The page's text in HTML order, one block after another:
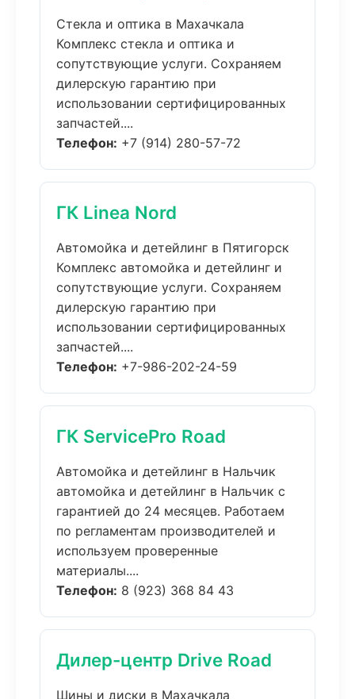
Стекла и оптика в Махачкала
Комплекс стекла и оптика и
сопутствующие услуги. Сохраняем
дилерскую гарантию при
использовании сертифицированных
запчастей....
Телефон: +7 (914) 280-57-72
ГК Linea Nord
Автомойка и детейлинг в Пятигорск
Комплекс автомойка и детейлинг и
сопутствующие услуги. Сохраняем
дилерскую гарантию при
использовании сертифицированных
запчастей....
Телефон: +7-986-202-24-59
ГК ServicePro Road
Автомойка и детейлинг в Нальчик
автомойка и детейлинг в Нальчик с
гарантией до 24 месяцев. Работаем
по регламентам производителей и
используем проверенные
материалы....
Телефон: 8 (923) 368 84 43
Дилер-центр Drive Road
Шины и диски в Махачкала